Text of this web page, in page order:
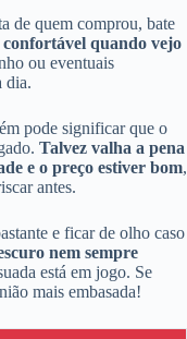
de quem comprou, bate
confortável quando vejo
ou eventuais
dia.
pode significar que o
Talvez valha a pena
e o preço estiver bom,
antes.
e ficar de olho caso
nem sempre
está em jogo. Se
mais embasada!